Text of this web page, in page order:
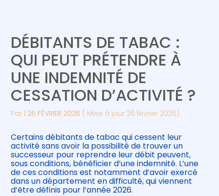
Gérer votre quotidien
Piloter votre entreprise
Développer votre entreprise
Être prêt pour la facturation
électronique
Suivre votre comptabilité
Gérer vos ressources humaines
DÉBITANTS DE TABAC :
QUI PEUT PRÉTENDRE À
UNE INDEMNITÉ DE
CESSATION D’ACTIVITÉ ?
Par |26 FÉVRIER 2026 ( Mise à jour 26 février 2026)
Certains débitants de tabac qui cessent leur
activité sans avoir la possibilité de trouver un
successeur pour reprendre leur débit peuvent,
sous conditions, bénéficier d’une indemnité. L’une
de ces conditions est notamment d’avoir exercé
dans un département en difficulté, qui viennent
d’être définis pour l’année 2026.